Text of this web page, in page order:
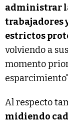
administrar
trabajadores
estrictos
volviendo a
momento
Al respecto
midiendo